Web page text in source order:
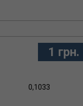
1 грн.
0,1033